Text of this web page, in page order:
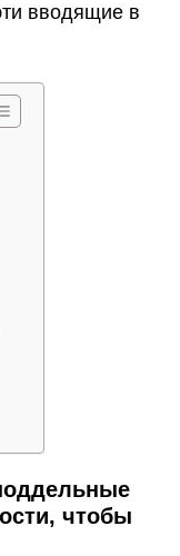
вводящие в
чтобы